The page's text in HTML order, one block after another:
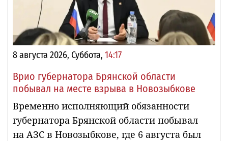
8 августа 2026, Суббота, 14:17
Врио губернатора Брянской области
побывал на месте взрыва в Новозыбкове
Временно исполняющий обязанности
губернатора Брянской области побывал
на АЗС в Новозыбкове, где 6 августа был